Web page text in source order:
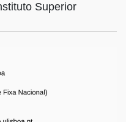
Superior